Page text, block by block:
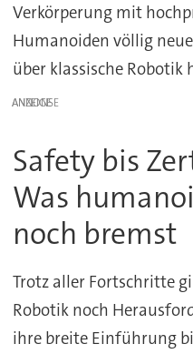
Verkörperung mit
Humanoiden völlig
über klassische Robotik
ANZEIGE
Safety bis
Was
noch bremst
Trotz aller Fortschritte
Robotik noch
ihre breite Einführung